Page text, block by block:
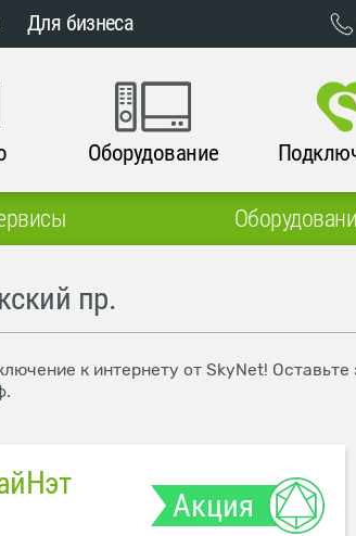
Для бизнеса
Оборудование
пр.
к интернету от SkyNet!
Акция